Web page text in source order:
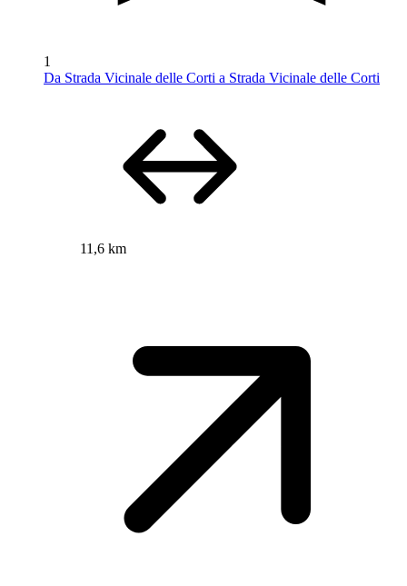
1
Da Strada Vicinale delle Corti a Strada Vicinale delle Corti
11,6 km